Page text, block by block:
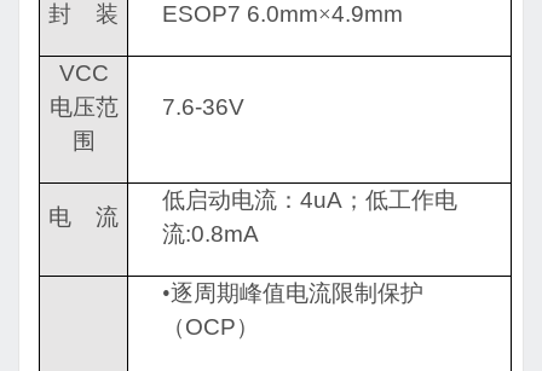
封 装 ESOP7 6.0mm×4.9mm
VCC
电压范
围
7.6-36V
电 流
低启动电流： 4uA ；低工作电
流:0.8mA
•逐周期峰值电流限制保护
（OCP）